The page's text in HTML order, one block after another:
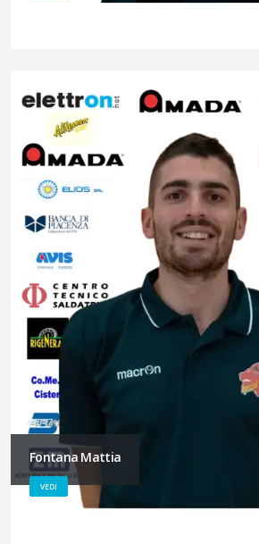
Fontana Mattia
VEDI